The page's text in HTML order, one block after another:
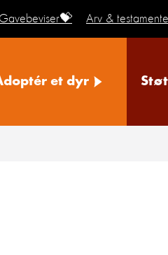
Gavebeviser💝 Arv & testamente
et dyr Støt